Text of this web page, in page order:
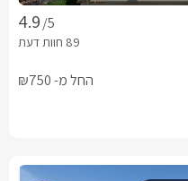
/5
החל מ- ₪750